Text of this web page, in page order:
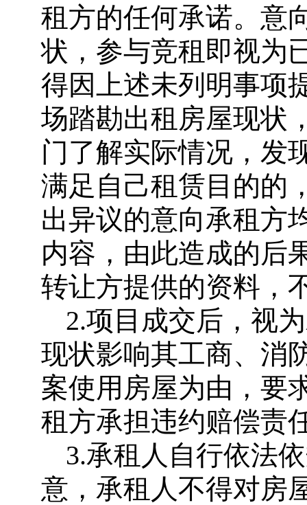
租方的任何承诺。意
状，参与竞租即视为
得因上述未列明事项
场踏勘出租房屋现状
门了解实际情况，发
满足自己租赁目的的
出异议的意向承租方
内容，由此造成的后
转让方提供的资料，
2.项目成交后，视
现状影响其工商、消
案使用房屋为由，要
租方承担违约赔偿责
3.承租人自行依法
意，承租人不得对房